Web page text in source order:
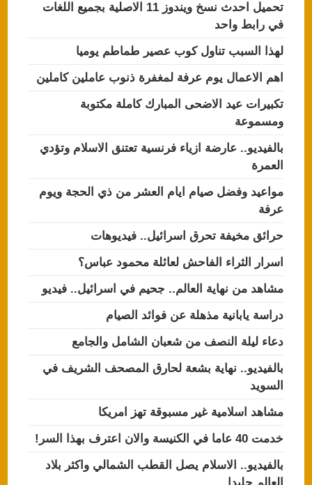
تحميل احدث نسخ ويندوز 11 الاصلية بجميع اللغات
في رابط واحد
لهذا السبب تناول كوب عصير طماطم يوميا
اهم الاعمال يوم عرفة لمغفرة ذنوب عاملين كاملين
تكبيرات عيد الاضحى المبارك كاملة مكتوبة
ومسموعة
بالفيديو.. عارضة ازياء فرنسية تعتنق الاسلام وتؤدي
العمرة
مواعيد وفضل صيام ايام العشر من ذي الحجة ويوم
عرفة
حرائق مخيفة تحرق اسرائيل.. فيديوهات
اسرار الثراء الفاحش لعائلة محمود عباس؟
مشاهد من نهاية العالم.. جحيم في اسرائيل.. فيديو
دراسة يابانية مذهلة عن فوائد الصيام
دعاء ليلة النصف من شعبان الشامل والجامع
بالفيديو.. نهاية بشعة لحارق المصحف الشريف في
السويد
مشاهد اسلامية غير مسبوقة تهز امريكا
خدمت 40 عاما في الكنيسة والان اعترف بهذا السر!
بالفيديو.. الاسلام يصل القطب الشمالي واكثر بلاد